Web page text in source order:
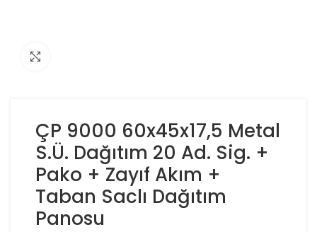
ÇP 9000 60x45x17,5 Metal
S.Ü. Dağıtım 20 Ad. Sig. +
Pako + Zayıf Akım +
Taban Saclı Dağıtım
Panosu